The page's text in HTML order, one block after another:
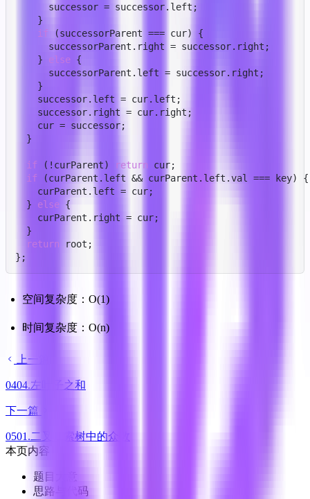
      successor = successor.
left ;
    }
if (successorParent === cur) {
      successorParent.
right = successor. right ;
    }
else {
      successorParent.
left = successor. right ;
    }
    successor.
left = cur. left ;
    successor.
right = cur. right ;
    cur = successor;
  }
if (!curParent) return cur;
if (curParent. left && curParent. left .val
=== key) {
    curParent.
left = cur;
  }
else {
    curParent.
right = cur;
  }
return root;
};
空间复杂度：O(1)
时间复杂度：O(n)
上一篇
0404.左叶子之和
下一篇
0501.二叉搜索树中的众数
本页内容
题目大意
思路与代码